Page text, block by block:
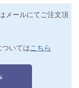
メールにてご注文頂
いてはこちら